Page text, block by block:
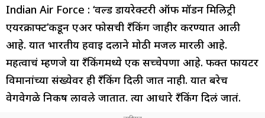
Indian Air Force : ‘वर्ल्ड डायरेक्टरी ऑफ मॉडर्न मिलिट्री
एयरक्राफ्ट’कडून एअर फोर्सची रँकिंग जाहीर करण्यात आली
आहे. यात भारतीय हवाई दलाने मोठी मजल मारली आहे.
महत्वाचं म्हणजे या रँकिंगमध्ये एक सच्चेपणा आहे. फक्त फायटर
विमानांच्या संख्येवर ही रँकिंग दिली जात नाही. यात बरेच
वेगवेगळे निकष लावले जातात. त्या आधारे रँकिंग दिलं जातं.